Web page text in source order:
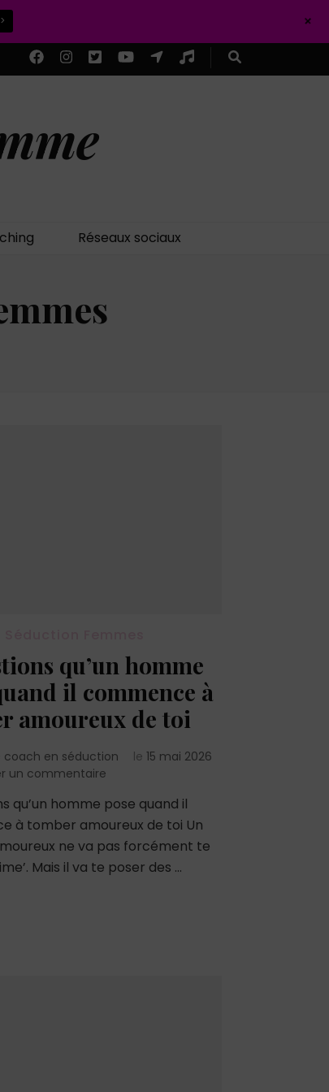
Réseaux sociaux
qu’un homme
il commence à
amoureux de toi
coach en séduction le 15 mai 2026
un commentairesur
questions
qu’un
homme
quand
qu’un homme pose quand il
à tomber amoureux de toi Un
ne va pas forcément te
Mais il va te poser des …
+